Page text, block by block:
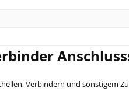
Verbindern und sonstigem